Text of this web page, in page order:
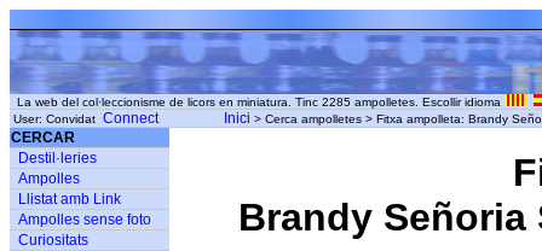
La web del col·leccionisme de licors en miniatura. Tinc 2285 ampolletes. Escollir idioma
User: Convidat Connect Inici > Cerca ampolletes > Fitxa ampolleta: Brandy
CERCAR
Destil·leries
Ampolles
Llistat amb Link
Ampolles sense foto
Curiositats
Brandy